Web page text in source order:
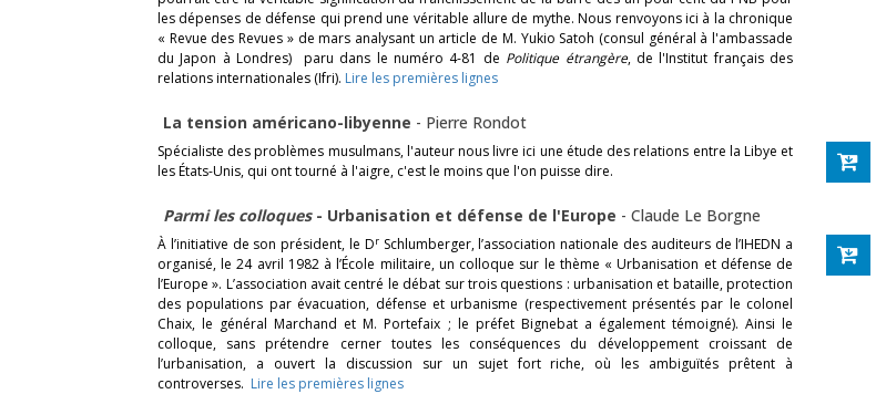
les dépenses de défense qui prend une véritable allure de mythe. Nous renvoyons ici à la chronique
« Revue des Revues » de mars analysant un article de M. Yukio Satoh (consul général à l'ambassade
du Japon à Londres) paru dans le numéro 4-81 de Politique étrangère, de l'Institut français des
relations internationales (Ifri). Lire les premières lignes
La tension américano-libyenne - Pierre Rondot
Spécialiste des problèmes musulmans, l'auteur nous livre ici une étude des relations entre la Libye et
les États-Unis, qui ont tourné à l'aigre, c'est le moins que l'on puisse dire.
Parmi les colloques- Urbanisation et défense de l'Europe - Claude Le Borgne
À l’initiative de son président, le DrSchlumberger, l’association nationale des auditeurs de l’IHEDN a
organisé, le 24 avril 1982 à l’École militaire, un colloque sur le thème « Urbanisation et défense de
l’Europe ». L’association avait centré le débat sur trois questions : urbanisation et bataille, protection
des populations par évacuation, défense et urbanisme (respectivement présentés par le colonel
Chaix, le général Marchand et M. Portefaix ; le préfet Bignebat a également témoigné). Ainsi le
colloque, sans prétendre cerner toutes les conséquences du développement croissant de
l’urbanisation, a ouvert la discussion sur un sujet fort riche, où les ambiguïtés prêtent à
controverses. Lire les premières lignes